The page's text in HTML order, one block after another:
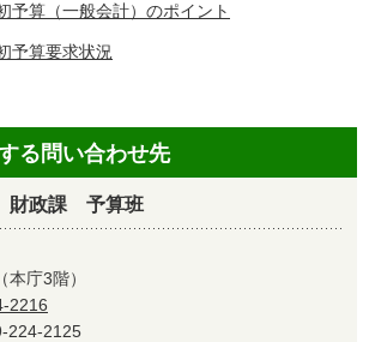
予算（一般会計）のポイント
予算要求状況
る問い合わせ先
政課 予算班
庁3階）
2216
224-2125